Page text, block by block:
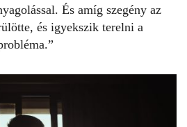
És amíg szegény az
és igyekszik terelni a